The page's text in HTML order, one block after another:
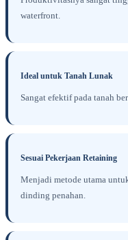
waterfront.
Ideal untuk Tanah Lunak
Sangat efektif pada tanah
Sesuai Pekerjaan Retaining
Menjadi metode utama
dinding penahan.